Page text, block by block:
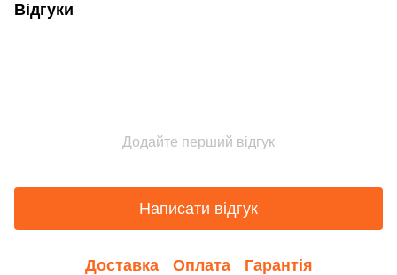
Відгуки
Додайте перший відгук
Написати відгук
Доставка Оплата Гарантія